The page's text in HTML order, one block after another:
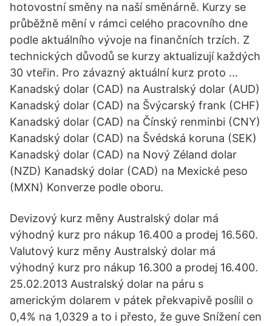
hotovostní směny na naší směnárně. Kurzy se
průběžně mění v rámci celého pracovního dne
podle aktuálního vývoje na finančních trzích. Z
technických důvodů se kurzy aktualizují každých
30 vteřin. Pro závazný aktuální kurz proto …
Kanadský dolar (CAD) na Australský dolar (AUD)
Kanadský dolar (CAD) na Švýcarský frank (CHF)
Kanadský dolar (CAD) na Čínský renminbi (CNY)
Kanadský dolar (CAD) na Švédská koruna (SEK)
Kanadský dolar (CAD) na Nový Zéland dolar
(NZD) Kanadský dolar (CAD) na Mexické peso
(MXN) Konverze podle oboru.
Devizový kurz měny Australský dolar má
výhodný kurz pro nákup 16.400 a prodej 16.560.
Valutový kurz měny Australský dolar má
výhodný kurz pro nákup 16.300 a prodej 16.400.
25.02.2013 Australský dolar na páru s
americkým dolarem v pátek překvapivě posílil o
0,4% na 1,0329 a to i přesto, že guve Snížení cen